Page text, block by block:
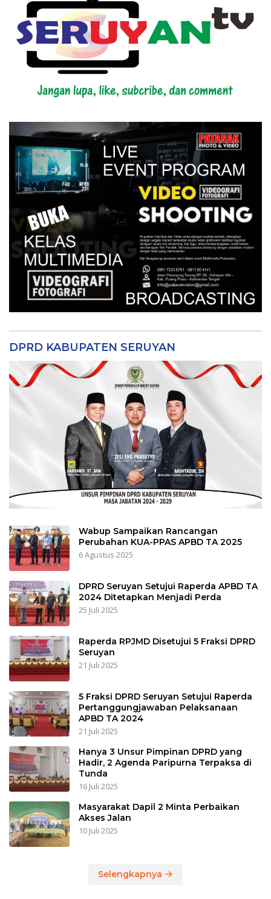
DPRD KABUPATEN SERUYAN
Wabup Sampaikan Rancangan
Perubahan KUA-PPAS APBD TA 2025
6 Agustus 2025
DPRD Seruyan Setujui Raperda APBD TA
2024 Ditetapkan Menjadi Perda
25 Juli 2025
Raperda RPJMD Disetujui 5 Fraksi DPRD
Seruyan
21 Juli 2025
5 Fraksi DPRD Seruyan Setujui Raperda
Pertanggungjawaban Pelaksanaan
APBD TA 2024
21 Juli 2025
Hanya 3 Unsur Pimpinan DPRD yang
Hadir, 2 Agenda Paripurna Terpaksa di
Tunda
16 Juli 2025
Masyarakat Dapil 2 Minta Perbaikan
Akses Jalan
10 Juli 2025
Selengkapnya